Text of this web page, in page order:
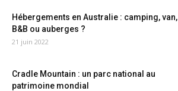
Hébergements en Australie : camping, van,
B&B ou auberges ?
21 juin 2022
Cradle Mountain : un parc national au
patrimoine mondial